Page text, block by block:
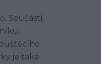
Součástí
je také